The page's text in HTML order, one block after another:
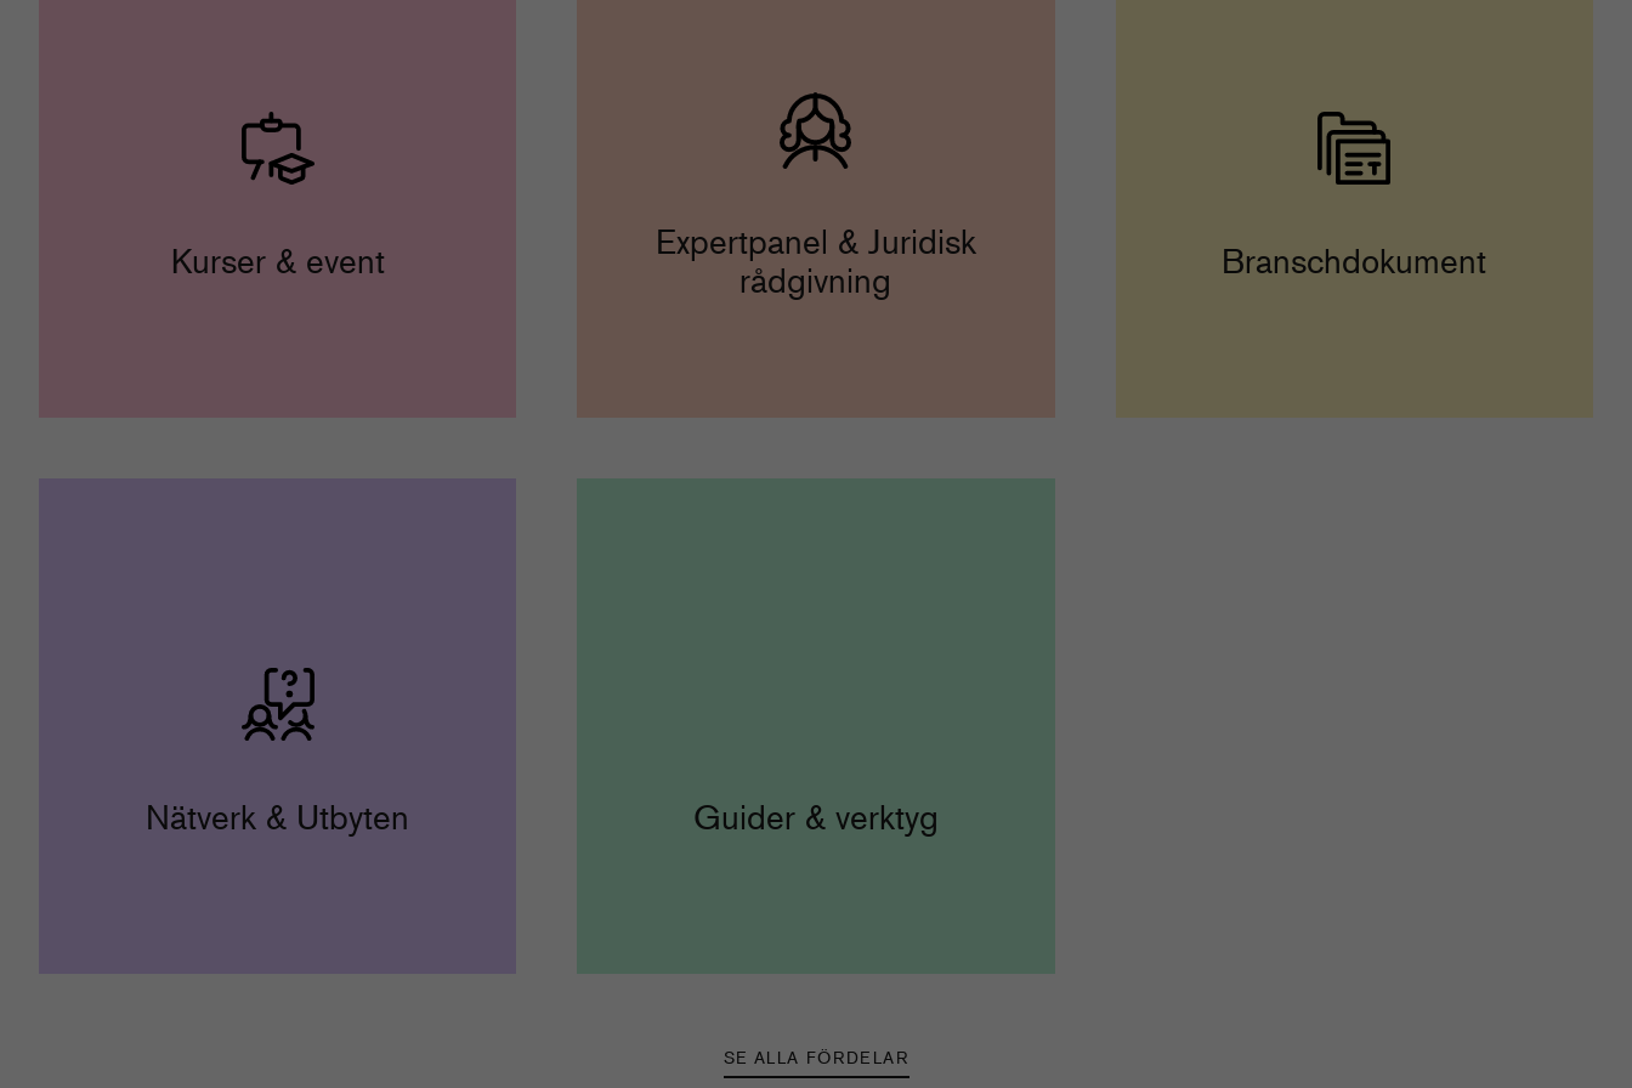
Kurser & event
Expertpanel & Juridisk
rådgivning
Branschdokument
Nätverk & Utbyten Guider & verktyg
SE ALLA FÖRDELAR